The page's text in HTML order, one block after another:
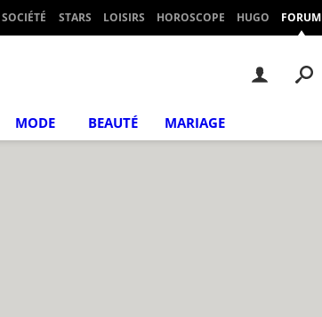
SOCIÉTÉ STARS LOISIRS HOROSCOPE HUGO FORUM
MODE BEAUTÉ MARIAGE